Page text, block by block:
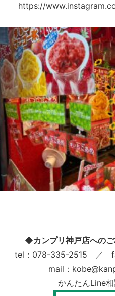
https://
◆カンプリ神戸店への
tel：078-335-2515 ／
mail：
かんたんLine